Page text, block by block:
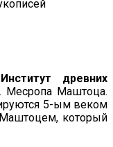
Институт древних
Месропа Маштоца.
5-ым веком
который